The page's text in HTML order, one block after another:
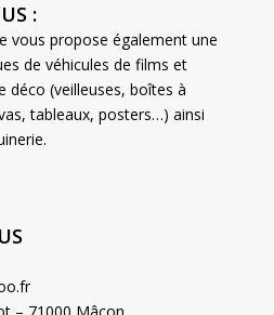
:
vous propose également une
de véhicules de films et
déco (veilleuses, boîtes à
tableaux, posters…) ainsi